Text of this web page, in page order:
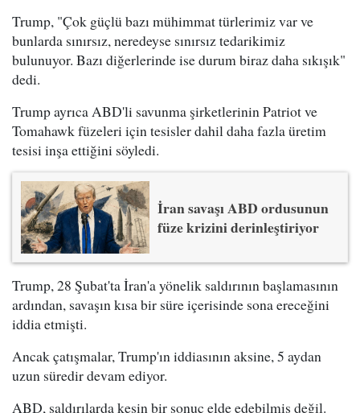
Trump, "Çok güçlü bazı mühimmat türlerimiz var ve
bunlarda sınırsız, neredeyse sınırsız tedarikimiz
bulunuyor. Bazı diğerlerinde ise durum biraz daha sıkışık"
dedi.
Trump ayrıca ABD'li savunma şirketlerinin Patriot ve
Tomahawk füzeleri için tesisler dahil daha fazla üretim
tesisi inşa ettiğini söyledi.
İran savaşı ABD ordusunun
füze krizini derinleştiriyor
Trump, 28 Şubat'ta İran'a yönelik saldırının başlamasının
ardından, savaşın kısa bir süre içerisinde sona ereceğini
iddia etmişti.
Ancak çatışmalar, Trump'ın iddiasının aksine, 5 aydan
uzun süredir devam ediyor.
ABD, saldırılarda kesin bir sonuç elde edebilmiş değil.